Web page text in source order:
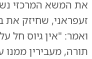
את המשא המרכזי
זעפראני, שחיזק את
ואמר: "אין גיוס חל
תורה, מעבירין ממנו